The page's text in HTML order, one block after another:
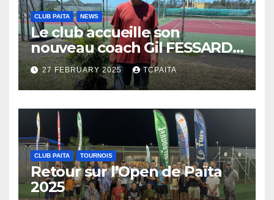
CLUB PAITA NEWS
Le club accueille son
nouveau coach Gil FESSARD :
Nouvelle énergie
27 FEBRUARY 2025 TCPAITA
CLUB PAITA TOURNOIS
Retour sur l’Open de Païta
2025